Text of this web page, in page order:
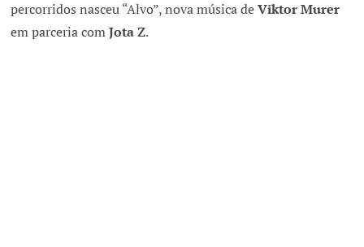
percorridos nasceu “Alvo”, nova música deViktor Murer
em parceria comJota Z.